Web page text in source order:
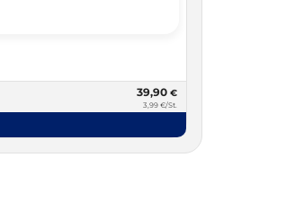
39,90 €
3,99 €/St.